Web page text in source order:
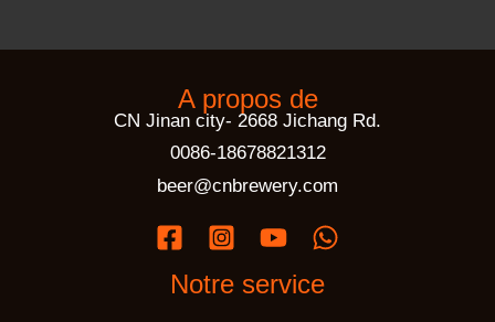
A propos de
CN Jinan city- 2668 Jichang Rd.
0086-18678821312
beer@cnbrewery.com
Notre service